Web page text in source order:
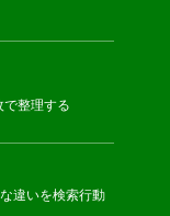
で整理する
違いを検索行動